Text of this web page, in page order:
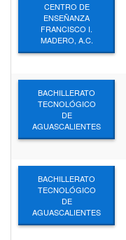
CENTRO DE
ENSEÑANZA
FRANCISCO I.
MADERO, A.C.
BACHILLERATO
TECNOLÓGICO
DE
AGUASCALIENTES
BACHILLERATO
TECNOLÓGICO
DE
AGUASCALIENTES